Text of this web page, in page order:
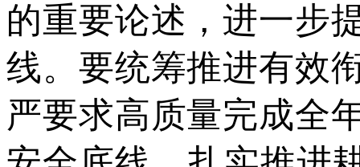
的重要论述，进一步
线。要统筹推进有效
严要求高质量完成全